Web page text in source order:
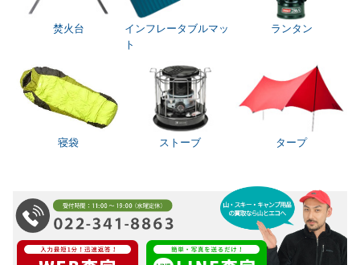
焚火台
インフレータブルマッ
ト
ランタン
寝袋 ストーブ タープ